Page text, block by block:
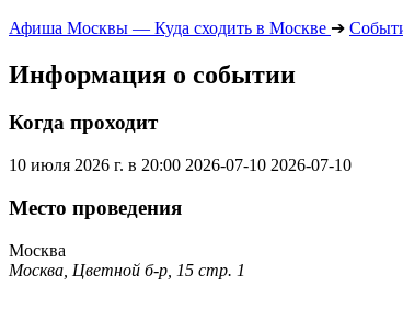
Афиша Москвы — Куда сходить в Москве ➔
Информация о событии
Когда проходит
10 июля 2026 г. в 20:00 2026-07-10 2026-07-10
Место проведения
Москва
Москва, Цветной б-р, 15 стр. 1